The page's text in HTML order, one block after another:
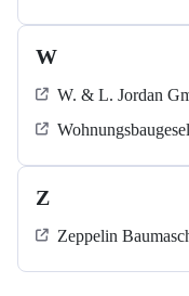
W
W. & L. Jordan
Z
Zeppelin